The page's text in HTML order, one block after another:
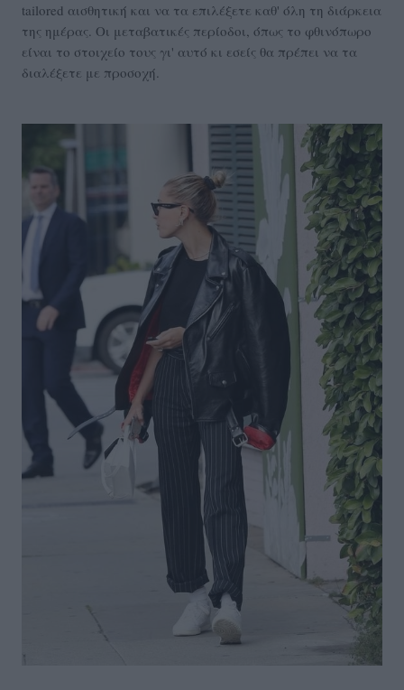
tailored αισθητική και να τα επιλέξετε καθ' όλη τη διάρκεια
της ημέρας. Οι μεταβατικές περίοδοι, όπως το φθινόπωρο
είναι το στοιχείο τους γι' αυτό κι εσείς θα πρέπει να τα
διαλέξετε με προσοχή.